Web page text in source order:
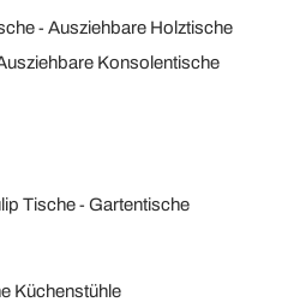
Ausziehbare Holztische
Konsolentische
Tische Gartentische
Küchenstühle